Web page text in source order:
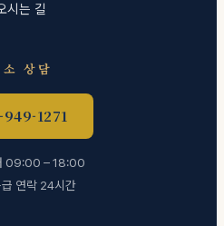
시는 길
소 상담
949-1271
09:00 – 18:00
급 연락 24시간